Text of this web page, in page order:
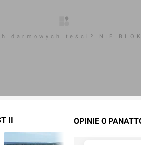
darmowych teści? NIE
II OPINIE O